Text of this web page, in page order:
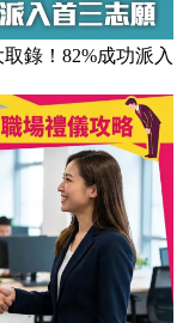
錄！82%成功派入